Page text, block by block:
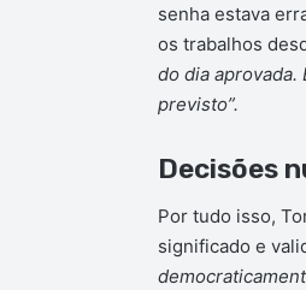
senha estava
os trabalhos
do dia
previsto”.
Decisões
Por tudo isso,
significado e